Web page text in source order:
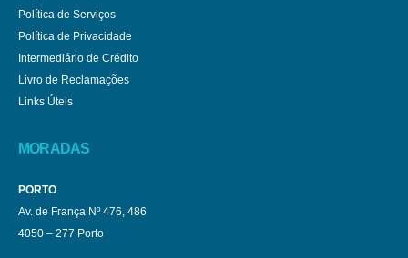
Política de Serviços
Política de Privacidade
Intermediário de Crédito
Livro de Reclamações
Links Úteis
MORADAS
PORTO
Av. de França Nº 476, 486
4050 – 277 Porto